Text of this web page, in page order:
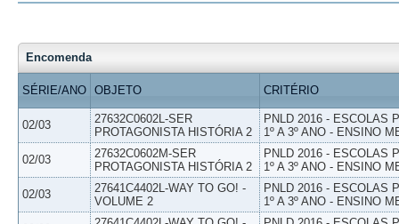
Encomenda
SÉRIE/ANO OBJETO CRITÉRIO
02/03
27632C0602L-SER
PROTAGONISTA HISTÓRIA 2
PNLD 2016 - ESCOLAS
1º A 3º ANO - ENSINO
02/03
27632C0602M-SER
PROTAGONISTA HISTÓRIA 2
PNLD 2016 - ESCOLAS
1º A 3º ANO - ENSINO
02/03
27641C4402L-WAY TO GO! -
VOLUME 2
PNLD 2016 - ESCOLAS
1º A 3º ANO - ENSINO